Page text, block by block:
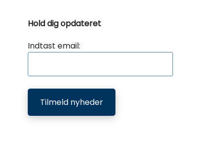
Hold dig opdateret
Indtast email:
Tilmeld nyheder